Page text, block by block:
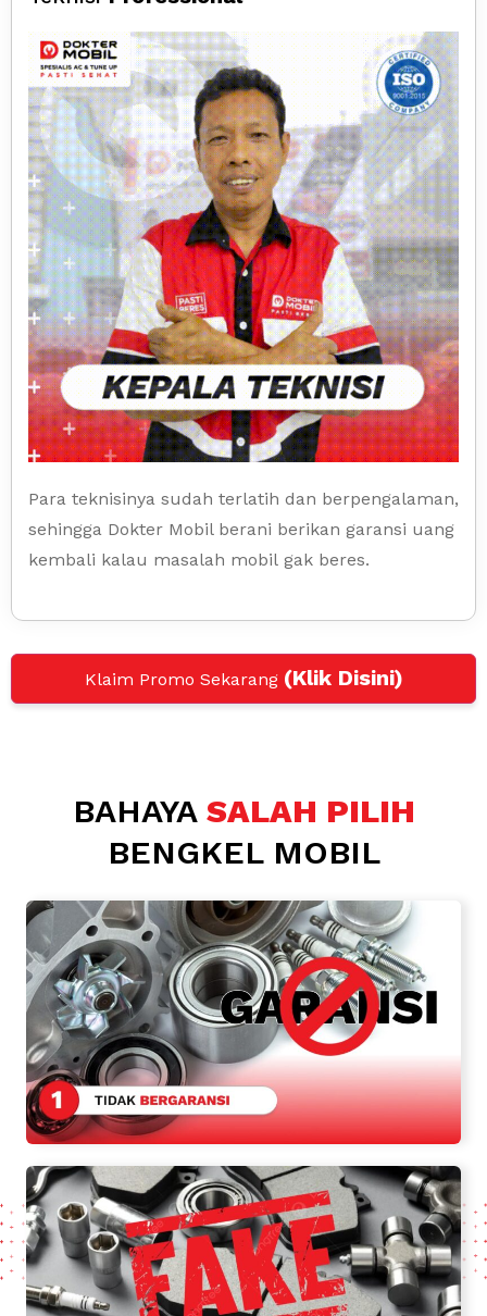
Para teknisinya sudah terlatih dan berpengalaman,
sehingga Dokter Mobil berani berikan garansi uang
kembali kalau masalah mobil gak beres.
Klaim Promo Sekarang (Klik Disini)
BAHAYA SALAH PILIH
BENGKEL MOBIL